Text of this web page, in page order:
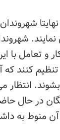
و تعامل
کنند که
انتظار
در حال